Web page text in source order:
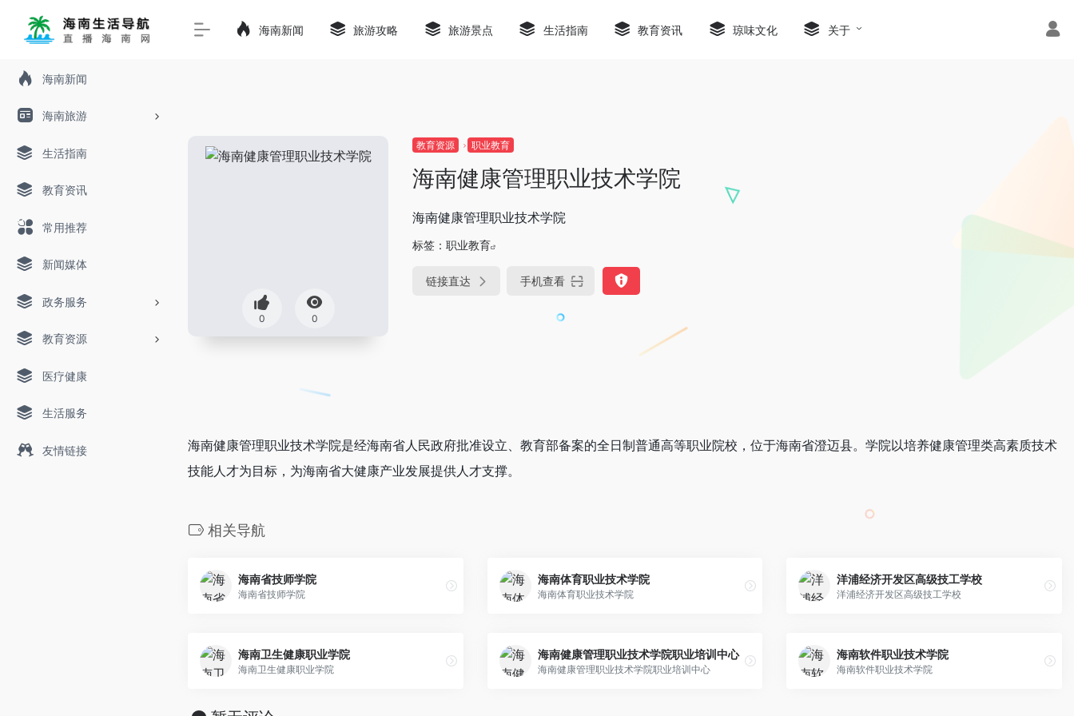
海南新闻
海南旅游
生活指南
教育资讯
常用推荐
新闻媒体
政务服务
教育资源
医疗健康
生活服务
友情链接
海南新闻 旅游攻略 旅游景点 生活指南 教育资讯 琼味文化 关于
0 0
教育资源 职业教育
海南健康管理职业技术学院
海南健康管理职业技术学院
标签： 职业教育
链接直达 手机查看
海南健康管理职业技术学院是经海南省人民政府批准设立、教育部备案的全日制普通高等职业院校，位于海南省澄迈县。学院以培养健康管理类高素质技术
技能人才为目标，为海南省大健康产业发展提供人才支撑。
相关导航
海南省技师学院
海南省技师学院
海南体育职业技术学院
海南体育职业技术学院
洋浦经济开发区高级技工学校
洋浦经济开发区高级技工学校
海南卫生健康职业学院
海南卫生健康职业学院
海南健康管理职业技术学院职业培训中心
海南健康管理职业技术学院职业培训中心
海南软件职业技术学院
海南软件职业技术学院